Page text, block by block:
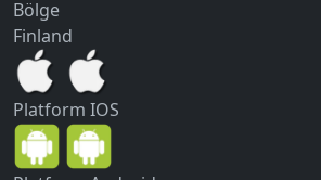
Bölge
Finland
Platform IOS